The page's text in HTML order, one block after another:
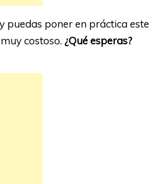
puedas poner en práctica este
costoso. ¿Qué esperas?